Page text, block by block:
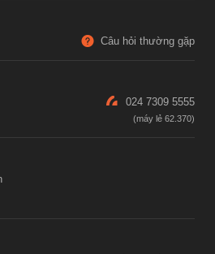
Câu hỏi thường gặp
024 7309 5555